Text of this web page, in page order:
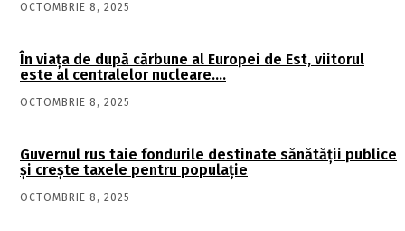
OCTOMBRIE 8, 2025
În viaţa de după cărbune al Europei de Est, viitorul
este al centralelor nucleare….
OCTOMBRIE 8, 2025
Guvernul rus taie fondurile destinate sănătății publice
și crește taxele pentru populație
OCTOMBRIE 8, 2025